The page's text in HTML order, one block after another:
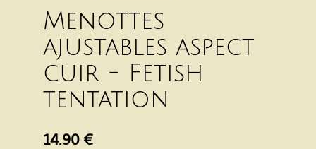
Menottes
ajustables aspect
cuir - Fetish
tentation
14.90 €